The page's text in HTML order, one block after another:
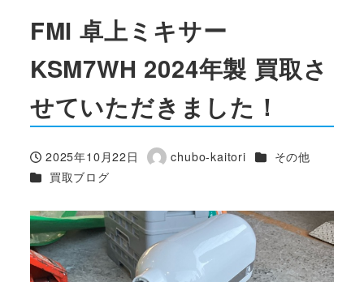
FMI 卓上ミキサー
KSM7WH 2024年製 買取さ
せていただきました！
投稿日
2025年10月22日
著
chubo-kaitori カテゴリー
その他
カテゴリー
買取ブログ